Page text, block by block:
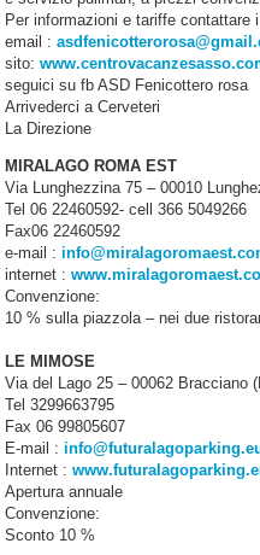
Per informazioni e tariffe contattare
email :
sito:
seguici su fb ASD Fenicottero rosa
Arrivederci a Cerveteri
La Direzione
MIRALAGO ROMA EST
Via Lunghezzina 75 – 00010
Tel 06 22460592- cell 366 5049266
Fax06 22460592
e-mail :
internet :
Convenzione:
10 % sulla piazzola – nei due
LE MIMOSE
Via del Lago 25 – 00062 Bracciano
Tel 3299663795
Fax 06 99805607
E-mail :
Internet :
Apertura annuale
Convenzione:
Sconto 10 %